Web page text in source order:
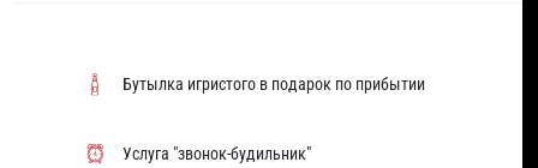
Бутылка игристого в подарок по прибытии
Услуга "звонок-будильник"